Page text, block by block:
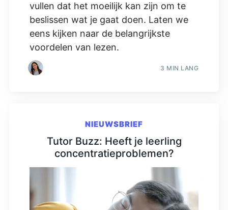
vullen dat het moeilijk kan zijn om te
beslissen wat je gaat doen. Laten we
eens kijken naar de belangrijkste
voordelen van lezen.
3 MIN LANG
NIEUWSBRIEF
Tutor Buzz: Heeft je leerling
concentratieproblemen?